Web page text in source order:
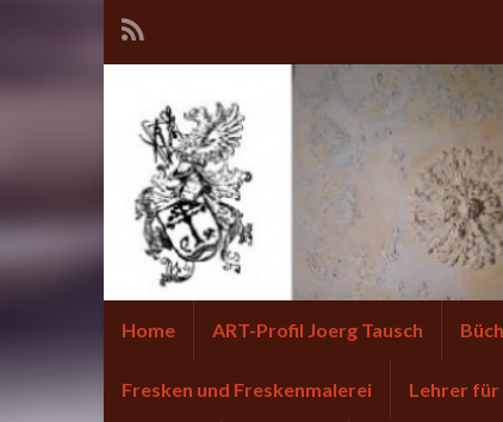
Home ART-Profil Joerg Tausch
Fresken und Freskenmalerei Lehrer für